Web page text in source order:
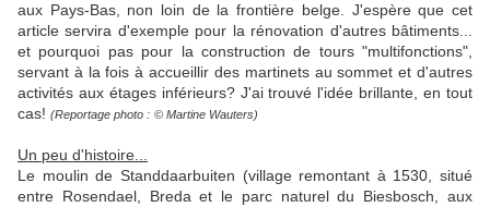
aux Pays-Bas, non loin de la frontière belge. J'espère que cet
article servira d'exemple pour la rénovation d'autres bâtiments...
et pourquoi pas pour la construction de tours "multifonctions",
servant à la fois à accueillir des martinets au sommet et d'autres
activités aux étages inférieurs? J'ai trouvé l'idée brillante, en tout
cas! (Reportage photo : © Martine Wauters)
Un peu d'histoire...
Le moulin de Standdaarbuiten (village remontant à 1530, situé
entre Rosendael, Breda et le parc naturel du Biesbosch, aux